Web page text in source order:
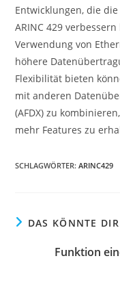
Entwicklungen, die
ARINC 429
Verwendung von
höhere
Flexibilität bieten
mit anderen
(AFDX) zu
mehr Features zu
SCHLAGWÖRTER:ARINC429
DAS KÖNNTE
Funktion